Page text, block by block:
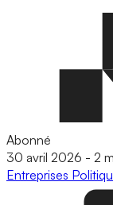
Abonné
30 avril 2026 - 2
Entreprises